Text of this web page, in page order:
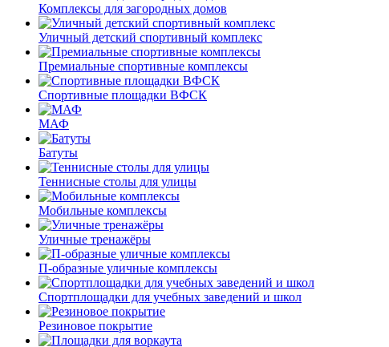
Комплексы для загородных домов
Уличный детский спортивный комплекс
Премиальные спортивные комплексы
Спортивные площадки ВФСК
МАФ
Батуты
Теннисные столы для улицы
Мобильные комплексы
Уличные тренажёры
П-образные уличные комплексы
Спортплощадки для учебных заведений и школ
Резиновое покрытие